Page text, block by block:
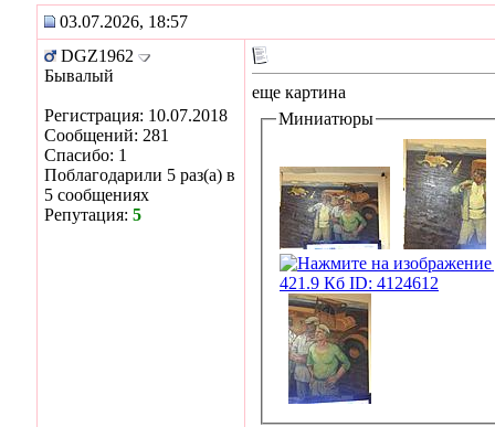
03.07.2026, 18:57
DGZ1962
Бывалый
Регистрация: 10.07.2018
Сообщений: 281
Спасибо: 1
Поблагодарили 5 раз(а) в
5 сообщениях
Репутация: 5
еще картина
Миниатюры